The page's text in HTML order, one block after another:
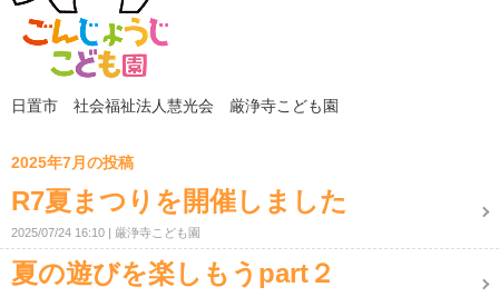
日置市 社会福祉法人慧光会 厳浄寺こども園
2025年7月の投稿
R7夏まつりを開催しました
2025/07/24 16:10 厳浄寺こども園
夏の遊びを楽しもうpart２